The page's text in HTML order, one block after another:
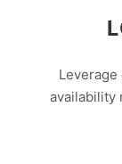
availability